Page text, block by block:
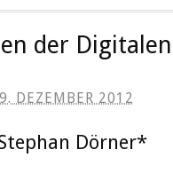
der
DEZEMBER 2012
Dörner*